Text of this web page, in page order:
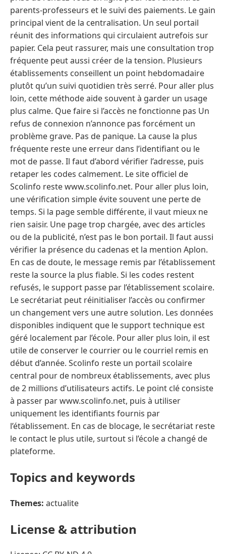
parents-professeurs et le suivi des paiements. Le gain
principal vient de la centralisation. Un seul portail
réunit des informations qui circulaient autrefois sur
papier. Cela peut rassurer, mais une consultation trop
fréquente peut aussi créer de la tension. Plusieurs
établissements conseillent un point hebdomadaire
plutôt qu’un suivi quotidien très serré. Pour aller plus
loin, cette méthode aide souvent à garder un usage
plus calme. Que faire si l’accès ne fonctionne pas Un
refus de connexion n’annonce pas forcément un
problème grave. Pas de panique. La cause la plus
fréquente reste une erreur dans l’identifiant ou le
mot de passe. Il faut d’abord vérifier l’adresse, puis
retaper les codes calmement. Le site officiel de
Scolinfo reste www.scolinfo.net. Pour aller plus loin,
une vérification simple évite souvent une perte de
temps. Si la page semble différente, il vaut mieux ne
rien saisir. Une page trop chargée, avec des articles
ou de la publicité, n’est pas le bon portail. Il faut aussi
vérifier la présence du cadenas et la mention Aplon.
En cas de doute, le message remis par l’établissement
reste la source la plus fiable. Si les codes restent
refusés, le support passe par l’établissement scolaire.
Le secrétariat peut réinitialiser l’accès ou confirmer
un changement vers une autre solution. Les données
disponibles indiquent que le support technique est
géré localement par l’école. Pour aller plus loin, il est
utile de conserver le courrier ou le courriel remis en
début d’année. Scolinfo reste un portail scolaire
central pour de nombreux établissements, avec plus
de 2 millions d’utilisateurs actifs. Le point clé consiste
à passer par www.scolinfo.net, puis à utiliser
uniquement les identifiants fournis par
l’établissement. En cas de blocage, le secrétariat reste
le contact le plus utile, surtout si l’école a changé de
plateforme.
Topics and keywords
Themes: actualite
License & attribution